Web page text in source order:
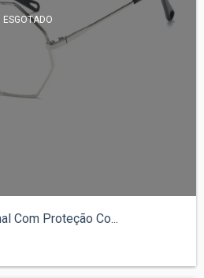
ESGOTADO
Com Proteção Co...